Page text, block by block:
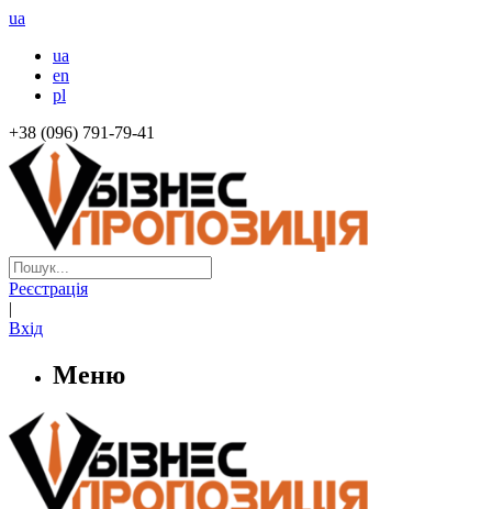
ua
ua
en
pl
+38 (096) 791-79-41
Реєстрація
|
Вхід
Меню